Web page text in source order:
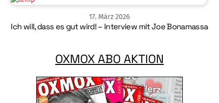
17. März 2026
Ich will, dass es gut wird! – Interview mit Joe Bonamassa
OXMOX ABO AKTION